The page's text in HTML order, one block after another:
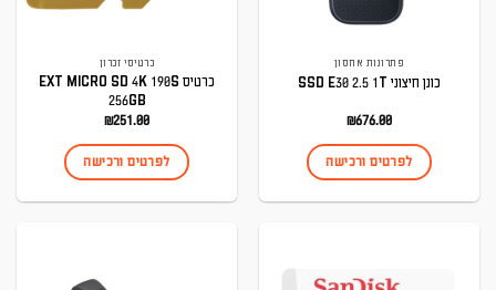
פתרונות אחסון
כונן חיצוני SSD E30 2.5 1T
₪676.00
לפרטים ורכישה
כרטיסי זכרון
כרטיס EXT MICRO SD 4K 190S
256GB
₪251.00
לפרטים ורכישה